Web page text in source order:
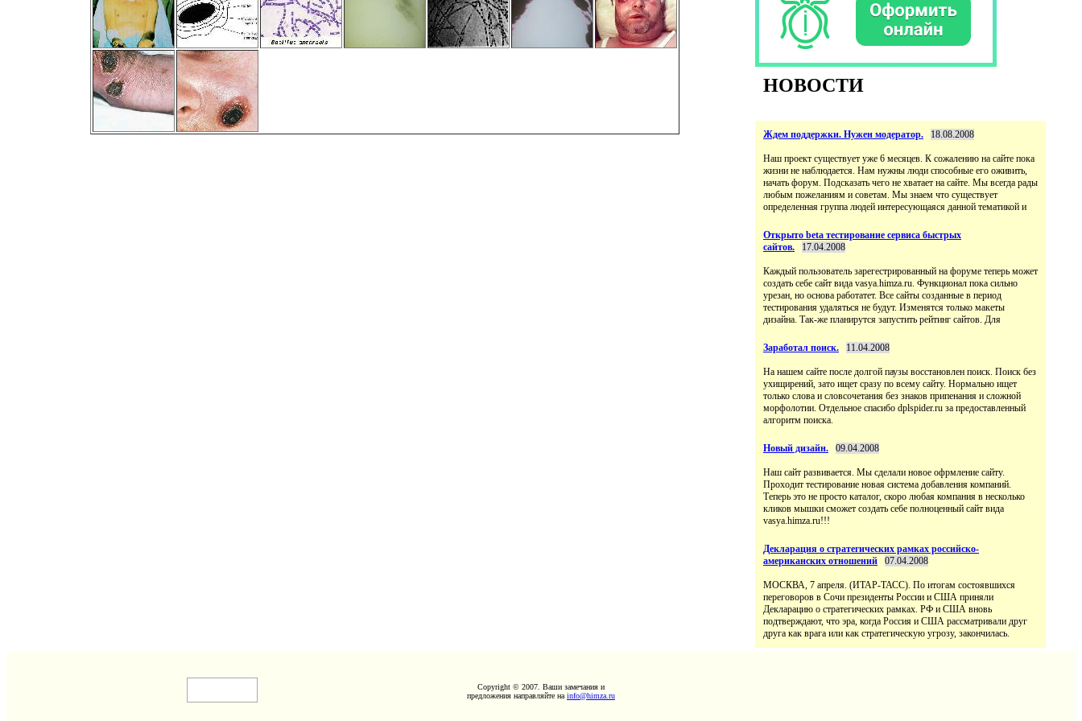
НОВОСТИ
Ждем поддержки. Нужен модератор. 18.08.2008
Наш проект существует уже 6 месяцев. К сожалению на сайте пока
жизни не наблюдается. Нам нужны люди способные его оживить,
начать форум. Подсказать чего не хватает на сайте. Мы всегда рады
любым пожеланиям и советам. Мы знаем что существует
определенная группа людей интересующаяся данной тематикой и
Открыто beta тестирование сервиса быстрых
сайтов.
17.04.2008
Каждый пользователь зарегестрированный на форуме теперь может
создать себе сайт вида vasya.himza.ru. Функционал пока сильно
урезан, но основа работатет. Все сайты созданные в период
тестирования удаляться не будут. Изменятся только макеты
дизайна. Так-же планирутся запустить рейтинг сайтов. Для
Заработал поиск. 11.04.2008
На нашем сайте после долгой паузы восстановлен поиск. Поиск без
ухищирений, зато ищет сразу по всему сайту. Нормально ищет
только слова и словсочетания без знаков припенания и сложной
морфолотии. Отдельное спасибо dplspider.ru за предоставленный
алгоритм поиска.
Новый дизайн. 09.04.2008
Наш сайт развивается. Мы сделали новое офрмление сайту.
Проходит тестирование новая система добавления компаний.
Теперь это не просто каталог, скоро любая компания в несколько
кликов мышки сможет создать себе полноценный сайт вида
vasya.himza.ru!!!
Декларация о стратегических рамках российско-
американских отношений
07.04.2008
МОСКВА, 7 апреля. (ИТАР-ТАСС). По итогам состоявшихся
переговоров в Сочи президенты России и США приняли
Декларацию о стратегических рамках. РФ и США вновь
подтверждают, что эра, когда Россия и США рассматривали друг
друга как врага или как стратегическую угрозу, закончилась.
Copyright © 2007. Ваши замечания и
предложения направляйте на info@himza.ru